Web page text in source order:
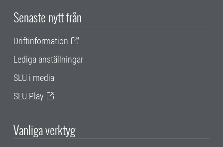
Senaste nytt från
Driftinformation
Lediga anställningar
SLU i media
SLU Play
Vanliga verktyg